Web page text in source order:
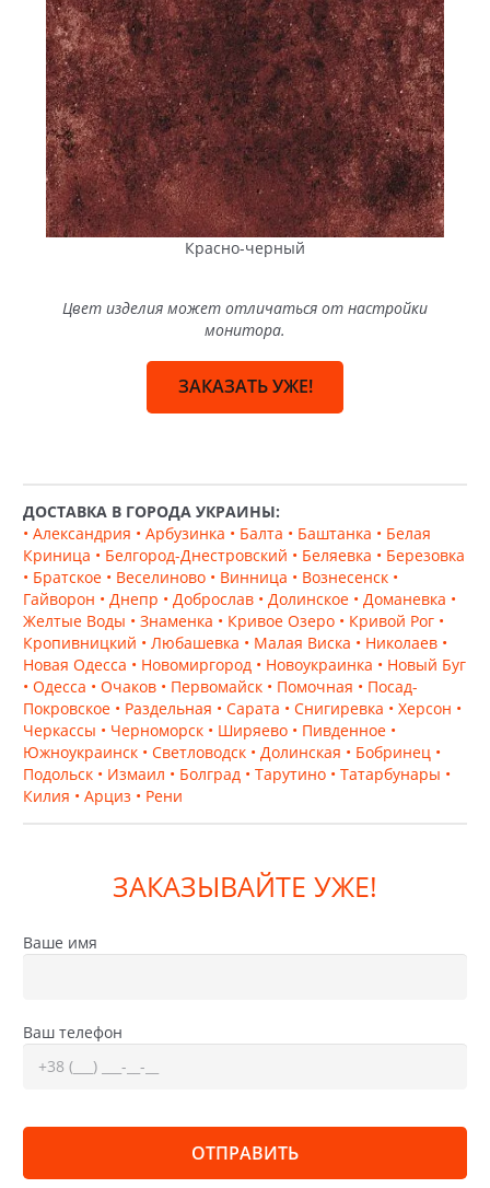
Красно-черный
Цвет изделия может отличаться от настройки
монитора.
ЗАКАЗАТЬ УЖЕ!
ДОСТАВКА В ГОРОДА УКРАИНЫ:
• Александрия • Арбузинка • Балта • Баштанка • Белая
Криница • Белгород-Днестровский • Беляевка • Березовка
• Братское • Веселиново • Винница • Вознесенск •
Гайворон • Днепр • Доброслав • Долинское • Доманевка •
Желтые Воды • Знаменка • Кривое Озеро • Кривой Рог •
Кропивницкий • Любашевка • Малая Виска • Николаев •
Новая Одесса • Новомиргород • Новоукраинка • Новый Буг
• Одесса • Очаков • Первомайск • Помочная • Посад-
Покровское • Раздельная • Сарата • Снигиревка • Херсон •
Черкассы • Черноморск • Ширяево • Пивденное •
Южноукраинск • Светловодск • Долинская • Бобринец •
Подольск • Измаил • Болград • Тарутино • Татарбунары •
Килия • Арциз • Рени
ЗАКАЗЫВАЙТЕ УЖЕ!
Ваше имя
Ваш телефон